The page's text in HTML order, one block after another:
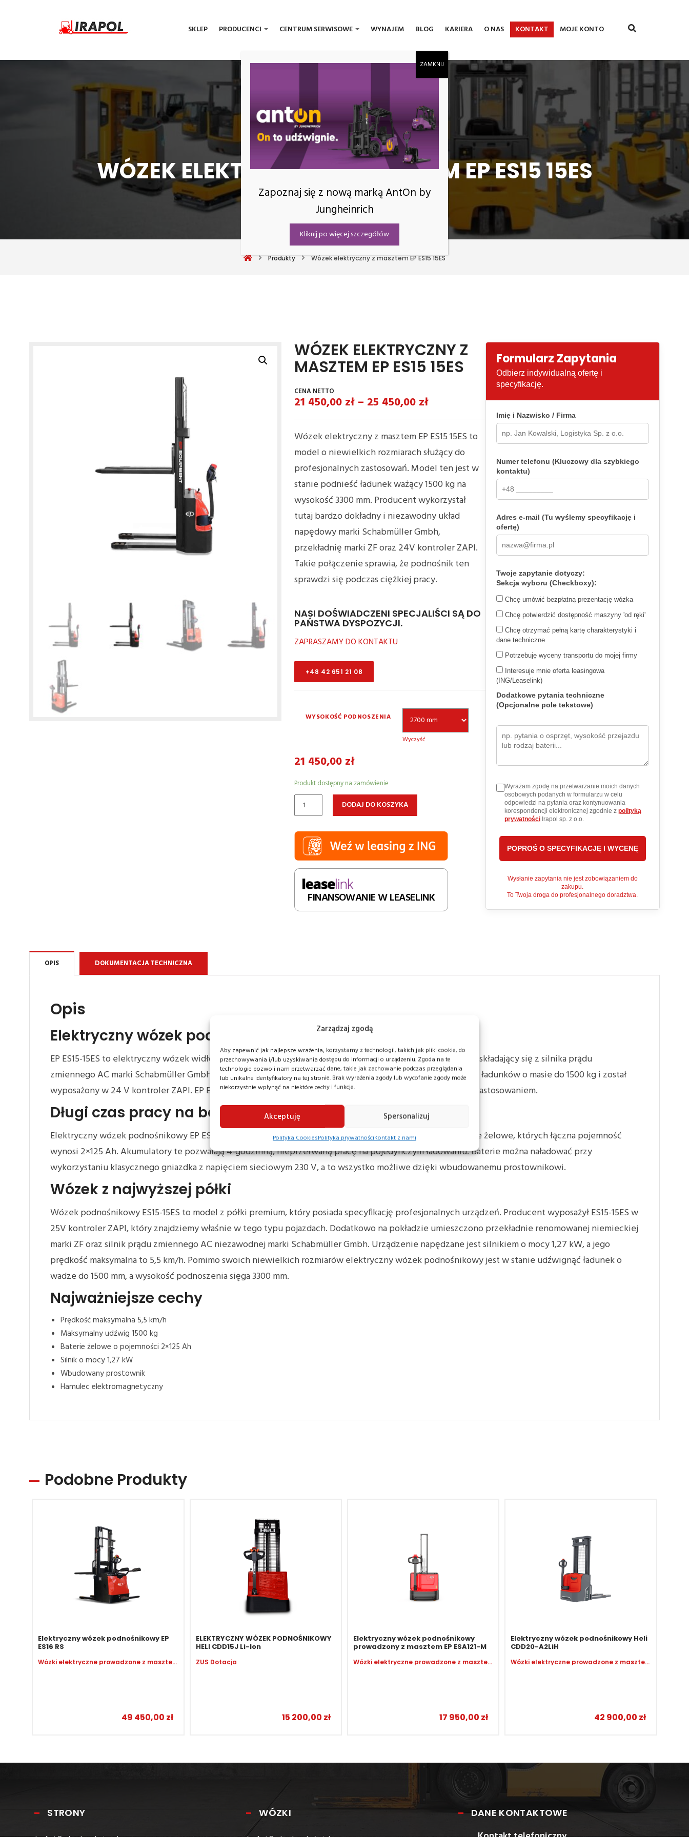
Zarządzaj zgodą
Aby zapewnić jak najlepsze wrażenia, korzystamy z technologii, takich jak pliki cookie, do
przechowywania i/lub uzyskiwania dostępu do informacji o urządzeniu. Zgoda na te
technologie pozwoli nam przetwarzać dane, takie jak zachowanie podczas przeglądania
lub unikalne identyfikatory na tej stronie. Brak wyrażenia zgody lub wycofanie zgody może
niekorzystnie wpłynąć na niektóre cechy i funkcje.
Akceptuję Spersonalizuj
Polityka CookiesPolityka prywatnościKontakt z nami
SKLEP PRODUCENCI CENTRUM SERWISOWE WYNAJEM BLOG KARIERA O NAS KONTAKT MOJE KONTO
WÓZEK ELEKTRYCZNY Z MASZTEM EP ES15 15ES
Produkty Wózek elektryczny z masztem EP ES15 15ES
WÓZEK ELEKTRYCZNY Z
MASZTEM EP ES15 15ES
21 450,00 zł– 25 450,00 zł
Wózek elektryczny z masztem EP ES15 15ES to
model o niewielkich rozmiarach służący do
profesjonalnych zastosowań. Model ten jest w
stanie podnieść ładunek ważący 1500 kg na
wysokość 3300 mm. Producent wykorzystał
tutaj bardzo dokładny i niezawodny układ
napędowy marki Schabmüller Gmbh,
przekładnię marki ZF oraz 24V kontroler ZAPI.
Takie połączenie sprawia, że podnośnik ten
sprawdzi się podczas ciężkiej pracy.
NASI DOŚWIADCZENI SPECJALIŚCI SĄ DO
PAŃSTWA DYSPOZYCJI.
ZAPRASZAMY DO KONTAKTU
+48 42 651 21 08
WYSOKOŚĆ PODNOSZENIA
Wyczyść
21 450,00 zł
Produkt dostępny na zamówienie
ilość
z
masztem
EP
ES15
15ES
DODAJ DO KOSZYKA
FINANSOWANIE W LEASELINK
Formularz Zapytania
Odbierz indywidualną ofertę i
specyfikację.
Imię i Nazwisko / Firma
Numer telefonu (Kluczowy dla szybkiego
kontaktu)
Adres e-mail (Tu wyślemy specyfikację i
ofertę)
Twoje zapytanie dotyczy:
Sekcja wyboru (Checkboxy):
Chcę umówić bezpłatną prezentację wózka
Chcę potwierdzić dostępność maszyny 'od ręki'
Chcę otrzymać pełną kartę charakterystyki i
dane techniczne
Potrzebuję wyceny transportu do mojej firmy
Interesuje mnie oferta leasingowa
(ING/Leaselink)
Dodatkowe pytania techniczne
(Opcjonalne pole tekstowe)
Wyrażam zgodę na przetwarzanie moich danych
osobowych podanych w formularzu w celu
odpowiedzi na pytania oraz kontynuowania
korespondencji elektronicznej zgodnie z polityką
prywatnościIrapol sp. z o.o.
Wysłanie zapytania nie jest zobowiązaniem do
zakupu.
To Twoja droga do profesjonalnego doradztwa.
OPIS DOKUMENTACJA TECHNICZNA
Opis
Elektryczny wózek podnośnikowy EP ES15-15ES
EP ES15-15ES to elektryczny wózek widłowy wyposażony w niezawodny i bardzo dokładny układ napędowy składający się z silnika prądu
zmiennego AC marki Schabmüller Gmbh oraz przekładni ZF. Model ten jest przystosowany do przenoszenia ładunków o masie do 1500 kg i został
wyposażony w 24 V kontroler ZAPI. EP ES15-15ES to podnośnik o niewielkich gabarytach z profesjonalnym zastosowaniem.
Długi czas pracy na baterii
Elektryczny wózek podnośnikowy EP ES15-15ES to model, który został wyposażony w bezobsługowe baterie żelowe, których łączna pojemność
wynosi 2×125 Ah. Akumulatory te pozwalają 4-godzinną, nieprzerwaną pracę na pojedynczym ładowaniu. Baterie można naładować przy
wykorzystaniu klasycznego gniazdka z napięciem sieciowym 230 V, a to wszystko możliwe dzięki wbudowanemu prostownikowi.
Wózek z najwyższej półki
Wózek podnośnikowy ES15-15ES to model z półki premium, który posiada specyfikację profesjonalnych urządzeń. Producent wyposażył ES15-15ES w
25V kontroler ZAPI, który znajdziemy właśnie w tego typu pojazdach. Dodatkowo na pokładzie umieszczono przekładnie renomowanej niemieckiej
marki ZF oraz silnik prądu zmiennego AC niezawodnej marki Schabmüller Gmbh. Urządzenie napędzane jest silnikiem o mocy 1,27 kW, a jego
prędkość maksymalna to 5,5 km/h. Pomimo swoich niewielkich rozmiarów elektryczny wózek podnośnikowy jest w stanie udźwignąć ładunek o
wadze do 1500 mm, a wysokość podnoszenia sięga 3300 mm.
Najważniejsze cechy
Prędkość maksymalna 5,5 km/h
Maksymalny udźwig 1500 kg
Baterie żelowe o pojemności 2×125 Ah
Silnik o mocy 1,27 kW
Wbudowany prostownik
Hamulec elektromagnetyczny
Podobne Produkty
Elektryczny wózek podnośnikowy EP
ES16 RS
Wózki elektryczne prowadzone z masztem
49 450,00 zł
ELEKTRYCZNY WÓZEK PODNOŚNIKOWY
HELI CDD15J Li-Ion
ZUS Dotacja
15 200,00 zł
Elektryczny wózek podnośnikowy
prowadzony z masztem EP ESA121-M
Wózki elektryczne prowadzone z masztem
17 950,00 zł
Elektryczny wózek podnośnikowy Heli
CDD20-A2LiH
Wózki elektryczne prowadzone z masztem
42 900,00 zł
STRONY WÓZKI DANE KONTAKTOWE
Zapoznaj się z nową marką AntOn by
Jungheinrich
Kliknij po więcej szczegółów